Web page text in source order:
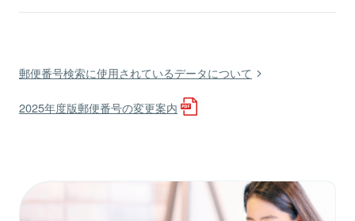
郵便番号検索に使用されているデータについて
2025年度版郵便番号の変更案内